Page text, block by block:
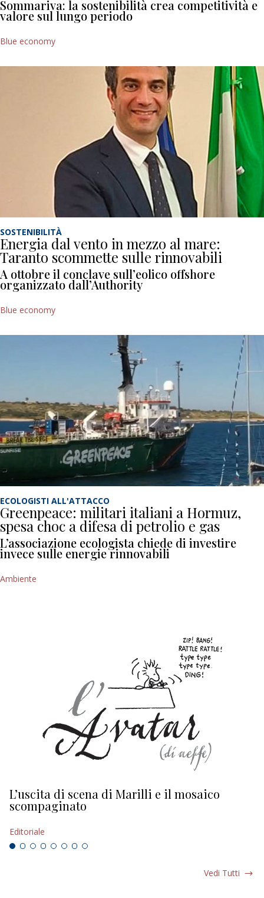
Sommariva: la sostenibilità crea competitività e
valore sul lungo periodo
Blue economy
SOSTENIBILITÀ
Energia dal vento in mezzo al mare:
Taranto scommette sulle rinnovabili
A ottobre il conclave sull’eolico offshore
organizzato dall’Authority
Blue economy
ECOLOGISTI ALL'ATTACCO
Greenpeace: militari italiani a Hormuz,
spesa choc a difesa di petrolio e gas
L’associazione ecologista chiede di investire
invece sulle energie rinnovabili
Ambiente
L’uscita di scena di Marilli e il mosaico
scompaginato
Editoriale
Vedi Tutti